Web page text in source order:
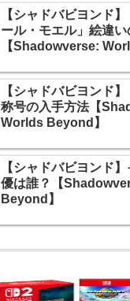
【シャドバビヨンド
ール・モエル」絵違
【Shadowverse:
【シャドバビヨンド】
称号の入手方法【
Worlds Beyond】
【シャドバビヨンド
優は誰？【
Beyond】